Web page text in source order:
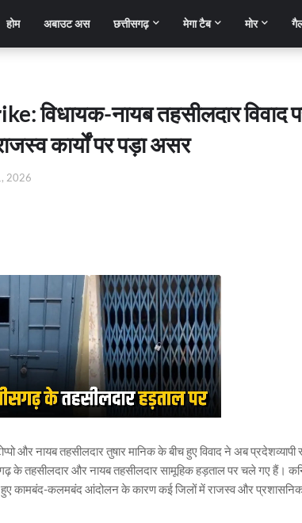
होम अबाउट अस छत्तीसगढ़ मेगा टैब मोर
विधायक-नायब तहसीलदार विवाद
कार्यों पर पड़ा असर
2026
और नायब तहसीलदार तुषार मानिक के बीच हुए विवाद ने अब प्रदेशव्यापी
के तहसीलदार और नायब तहसीलदार सामूहिक हड़ताल पर चले गए हैं।
कामबंद-कलमबंद आंदोलन के कारण कई जिलों में राजस्व और प्रशासनिक